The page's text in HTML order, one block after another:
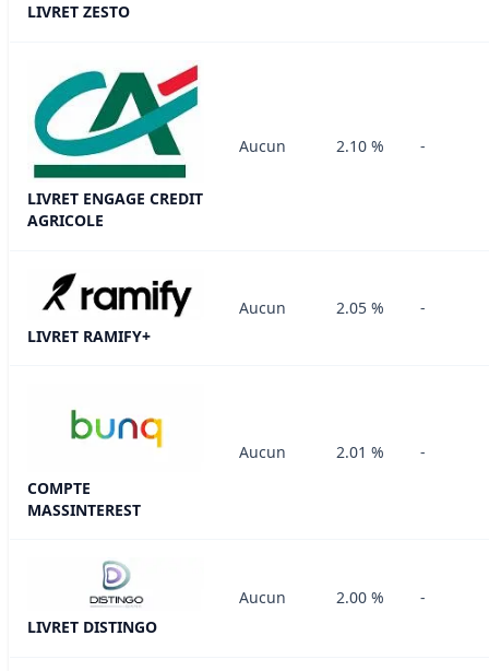
LIVRET ZESTO
LIVRET ENGAGE CREDIT
AGRICOLE
Aucun 2.10 % -
LIVRET RAMIFY+
Aucun 2.05 % -
COMPTE
MASSINTEREST
Aucun 2.01 % -
LIVRET DISTINGO
Aucun 2.00 % -